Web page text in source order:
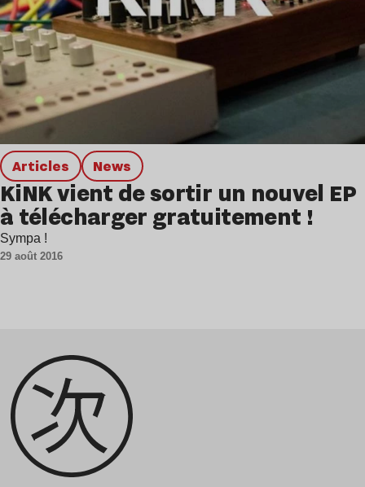
Articles news
KiNK vient de sortir un nouvel EP
à télécharger gratuitement !
Sympa !
29 août 2016